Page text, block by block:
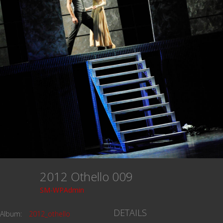
2012 Othello 009
SM-WPAdmin
Album:
2012_othello
DETAILS